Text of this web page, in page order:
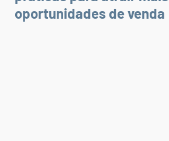
oportunidades de venda